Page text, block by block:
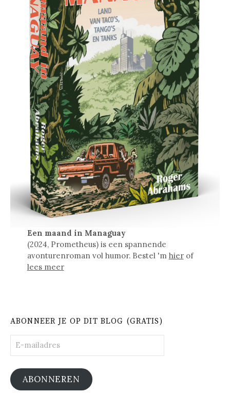
Een maand in Managuay
(2024, Prometheus) is een spannende
avonturenroman vol humor. Bestel 'm hierof
lees meer
ABONNEER JE OP DIT BLOG (GRATIS)
mailadres
ABONNEREN